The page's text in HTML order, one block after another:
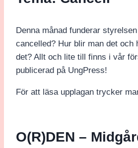
Denna månad funderar
cancelled? Hur blir man det och
det? Allt och lite till finns i vår
publicerad på UngPress!
För att läsa upplagan trycker
O(R)DEN –